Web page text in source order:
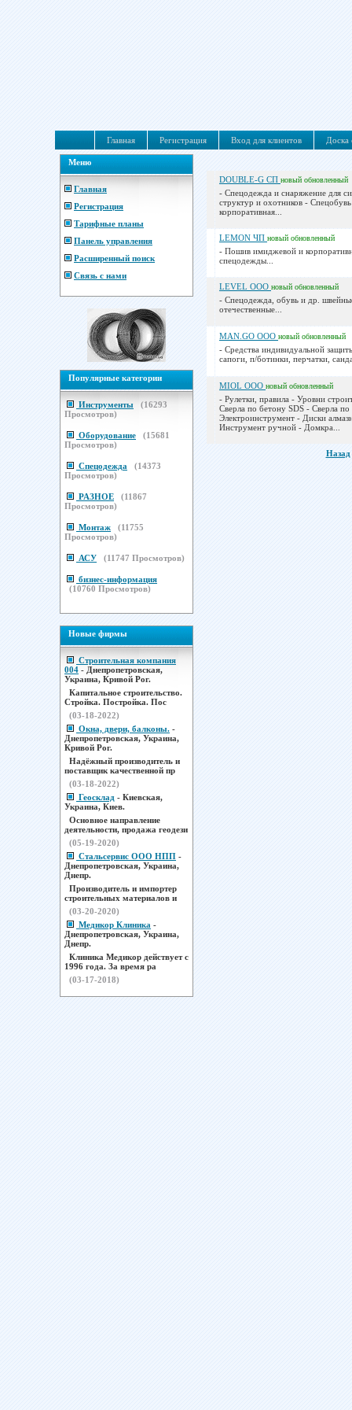
Главная Регистрация Вход для клиентов Доска
Меню
Главная
Регистрация
Тарифные планы
Панель управления
Расширенный поиск
Связь с нами
Популярные категории
Инструменты (16293
Просмотров)
Оборудование (15681
Просмотров)
Спецодежда (14373
Просмотров)
РАЗНОЕ (11867
Просмотров)
Монтаж (11755
Просмотров)
АСУ (11747 Просмотров)
бизнес-информация
(10760 Просмотров)
Новые фирмы
Строительная компания
004 - Днепропетровская,
Украина, Кривой Рог.
Капитальное строительство.
Стройка. Постройка. Пос
(03-18-2022)
Окна, двери, балконы. -
Днепропетровская, Украина,
Кривой Рог.
Надёжный производитель и
поставщик качественной пр
(03-18-2022)
Геосклад - Киевская,
Украина, Киев.
Основное направление
деятельности, продажа геодези
(05-19-2020)
Стальсервис ООО НПП -
Днепропетровская, Украина,
Днепр.
Производитель и импортер
строительных материалов и
(03-20-2020)
Медикор Клиника -
Днепропетровская, Украина,
Днепр.
Клиника Медикор действует с
1996 года. За время ра
(03-17-2018)
DOUBLE-G СП новый обновленный
- Спецодежда и снаряжение для
структур и охотников -
корпоративная...
LEMON ЧП новый обновленный
- Пошив имиджевой и
спецодежды...
LEVEL ООО новый обновленный
- Спецодежда, обувь и др.
отечественные...
MAN.GO ООО новый обновленный
- Средства индивидуальной
сапоги, п/ботинки, перчатки,
MIOL ООО новый обновленный
- Рулетки, правила - Уровни
Сверла по бетону SDS - Сверла по
Электроинструмент - Диски
Инструмент ручной - Домкра...
Назад